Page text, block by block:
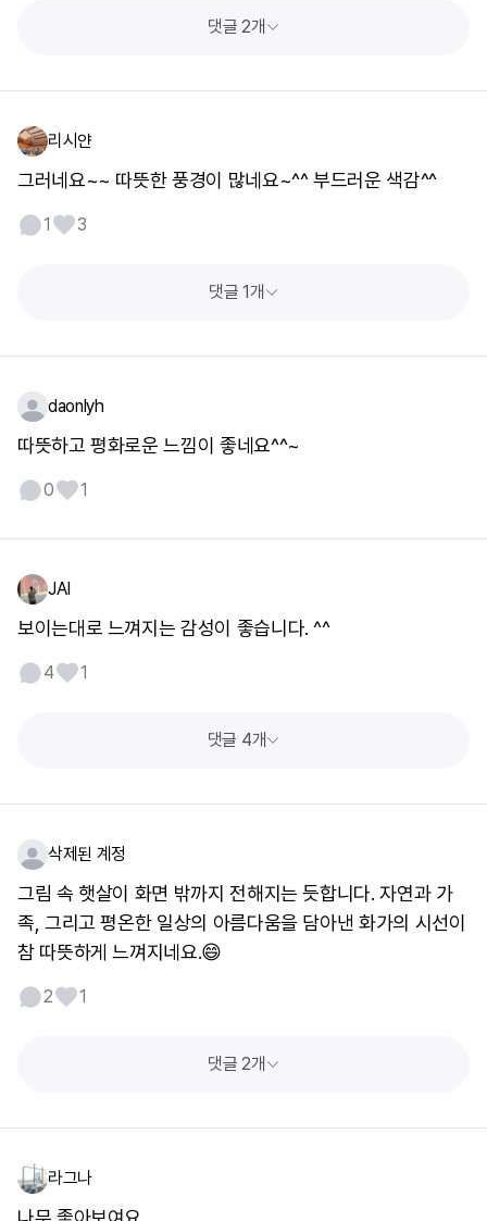
댓글 2개
리시얀
그러네요~~ 따뜻한 풍경이 많네요~^^ 부드러운 색감^^
1 3
댓글 1개
daonlyh
따뜻하고 평화로운 느낌이 좋네요^^~
0 1
JAI
보이는대로 느껴지는 감성이 좋습니다. ^^
4 1
댓글 4개
삭제된 계정
그림 속 햇살이 화면 밖까지 전해지는 듯합니다. 자연과 가
족, 그리고 평온한 일상의 아름다움을 담아낸 화가의 시선이
참 따뜻하게 느껴지네요.😄
2 1
댓글 2개
라그나